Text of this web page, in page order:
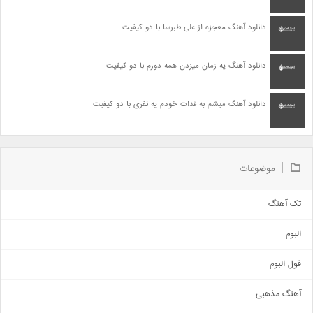
دانلود آهنگ معجزه از علی طبرسا با دو کیفیت
دانلود آهنگ یه زمان میزدن همه دورم با دو کیفیت
دانلود آهنگ میشم به فدات خودم یه نفری با دو کیفیت
موضوعات
تک آهنگ
اجتماعی
حماسی
البوم
فول البوم
آهنگ مذهبی